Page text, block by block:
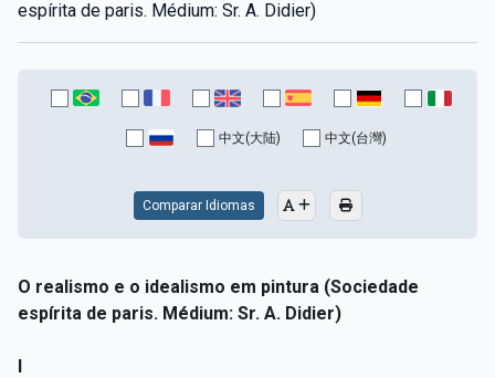
espírita de paris. Médium: Sr. A. Didier)
中文(大陆) 中文(台灣)
Comparar Idiomas
O realismo e o idealismo em pintura (Sociedade
espírita de paris. Médium: Sr. A. Didier)
I